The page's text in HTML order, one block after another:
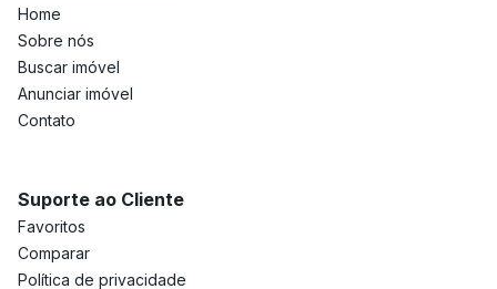
Home
Sobre nós
Buscar imóvel
Anunciar imóvel
Contato
Suporte ao Cliente
Favoritos
Comparar
Política de privacidade